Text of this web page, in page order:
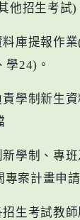
他招生考試)
料庫提報作業
學24) 。
學制新生資
學制、專班
專案計畫申請
生考試教師